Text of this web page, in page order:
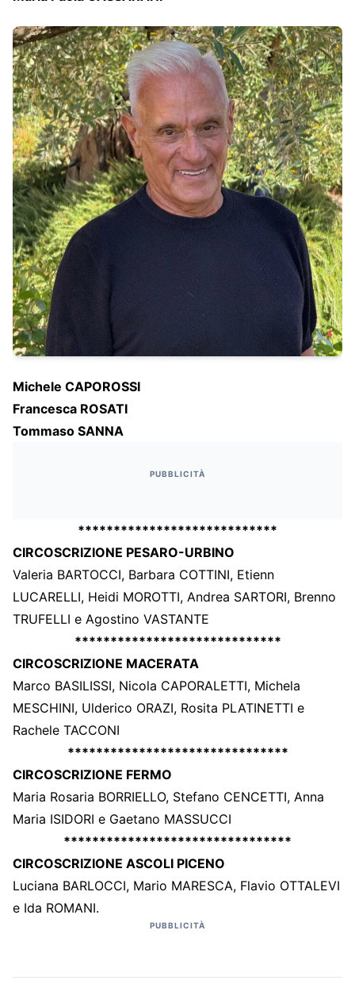
Michele CAPOROSSI
Francesca ROSATI
Tommaso SANNA
PUBBLICITÀ
****************************
CIRCOSCRIZIONE PESARO-URBINO
Valeria BARTOCCI, Barbara COTTINI, Etienn
LUCARELLI, Heidi MOROTTI, Andrea SARTORI, Brenno
TRUFELLI e Agostino VASTANTE
*****************************
CIRCOSCRIZIONE MACERATA
Marco BASILISSI, Nicola CAPORALETTI, Michela
MESCHINI, Ulderico ORAZI, Rosita PLATINETTI e
Rachele TACCONI
*******************************
CIRCOSCRIZIONE FERMO
Maria Rosaria BORRIELLO, Stefano CENCETTI, Anna
Maria ISIDORI e Gaetano MASSUCCI
********************************
CIRCOSCRIZIONE ASCOLI PICENO
Luciana BARLOCCI, Mario MARESCA, Flavio OTTALEVI
e Ida ROMANI.
PUBBLICITÀ